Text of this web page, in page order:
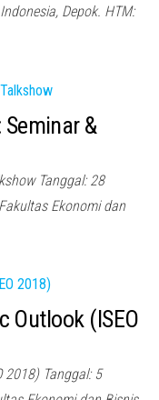
Depok. HTM:
Seminar &
Tanggal: 28
Ekonomi dan
Outlook (ISEO
2018) Tanggal: 5